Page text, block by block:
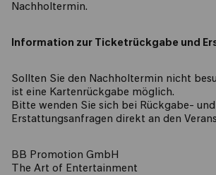
Nachholtermin.
Information zur Ticketrückgabe und
​Sollten Sie den Nachholtermin nicht
ist eine Kartenrückgabe möglich.
Bitte wenden Sie sich bei Rückgabe- und
Erstattungsanfragen direkt an den
BB Promotion GmbH
The Art of Entertainment